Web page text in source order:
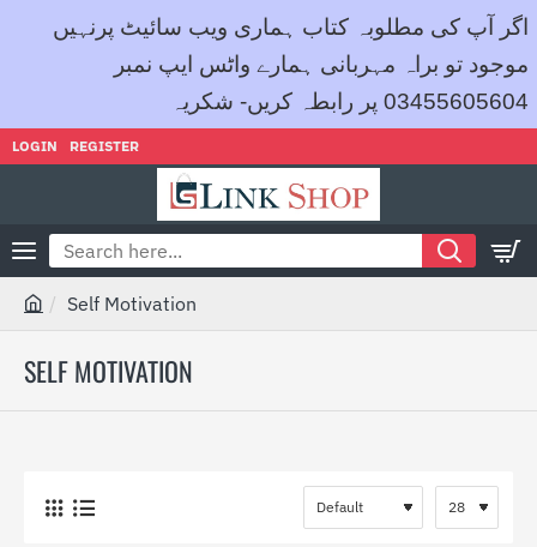
اگر آپ کی مطلوبہ کتاب ہماری ویب سائیٹ پرنہیں
موجود تو براہ مہربانی ہمارے واٹس ایپ نمبر
03455605604 پر رابطہ کریں- شکریہ
LOGIN REGISTER
Search
here...
SELF MOTIVATION
h
m
e
Self Motivation